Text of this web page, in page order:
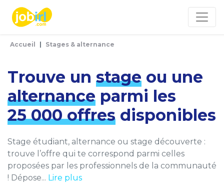
Accueil Stages & alternance
Trouve un stage ou une
alternance parmi les
25 000 offres disponibles
Stage étudiant, alternance ou stage découverte :
trouve l’offre qui te correspond parmi celles
proposées par les professionnels de la communauté
! Dépose... Lire plus
Panneau de gestion des cookies